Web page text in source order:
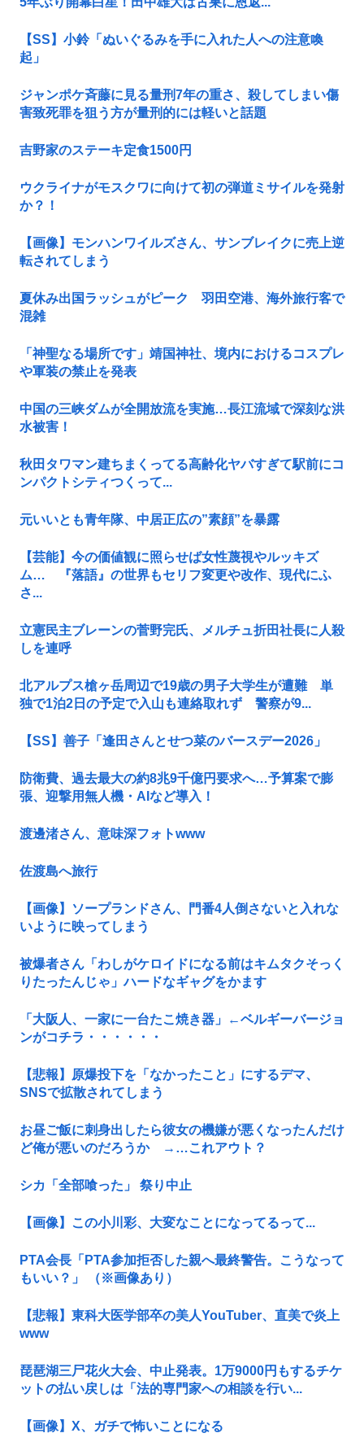
【SS】小鈴「ぬいぐるみを手に入れた人への注意喚
起」
ジャンポケ斉藤に見る量刑7年の重さ、殺してしまい傷
害致死罪を狙う方が量刑的には軽いと話題
吉野家のステーキ定食1500円
ウクライナがモスクワに向けて初の弾道ミサイルを発射
か？！
【画像】モンハンワイルズさん、サンブレイクに売上逆
転されてしまう
夏休み出国ラッシュがピーク 羽田空港、海外旅行客で
混雑
「神聖なる場所です」靖国神社、境内におけるコスプレ
や軍装の禁止を発表
中国の三峡ダムが全開放流を実施…長江流域で深刻な洪
水被害！
秋田タワマン建ちまくってる高齢化ヤバすぎて駅前にコ
ンパクトシティつくって...
元いいとも青年隊、中居正広の”素顔”を暴露
【芸能】今の価値観に照らせば女性蔑視やルッキズ
ム… 『落語』の世界もセリフ変更や改作、現代にふ
さ...
立憲民主ブレーンの菅野完氏、メルチュ折田社長に人殺
しを連呼
北アルプス槍ヶ岳周辺で19歳の男子大学生が遭難 単
独で1泊2日の予定で入山も連絡取れず 警察が9...
【SS】善子「逢田さんとせつ菜のバースデー2026」
防衛費、過去最大の約8兆9千億円要求へ…予算案で膨
張、迎撃用無人機・AIなど導入！
渡邊渚さん、意味深フォトwww
佐渡島へ旅行
【画像】ソープランドさん、門番4人倒さないと入れな
いように映ってしまう
被爆者さん「わしがケロイドになる前はキムタクそっく
りたったんじゃ」ハードなギャグをかます
「大阪人、一家に一台たこ焼き器」←ベルギーバージョ
ンがコチラ・・・・・・
【悲報】原爆投下を「なかったこと」にするデマ、
SNSで拡散されてしまう
お昼ご飯に刺身出したら彼女の機嫌が悪くなったんだけ
ど俺が悪いのだろうか →…これアウト？
シカ「全部喰った」 祭り中止
【画像】この小川彩、大変なことになってるって...
PTA会長「PTA参加拒否した親へ最終警告。こうなって
もいい？」 （※画像あり）
【悲報】東科大医学部卒の美人YouTuber、直美で炎上
www
琵琶湖三尸花火大会、中止発表。1万9000円もするチケ
ットの払い戻しは「法的専門家への相談を行い...
【画像】X、ガチで怖いことになる